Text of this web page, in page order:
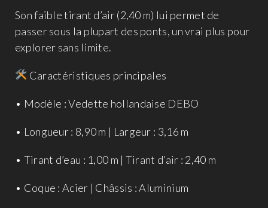
Son faible tirant d’air (2,40 m) lui permet de
passer sous la plupart des ponts, un vrai plus pour
explorer sans limite.
Caractéristiques principales
• Modèle : Vedette hollandaise DEBO
• Longueur : 8,90 m | Largeur : 3,16 m
• Tirant d’eau : 1,00 m | Tirant d’air : 2,40 m
• Coque : Acier | Châssis : Aluminium